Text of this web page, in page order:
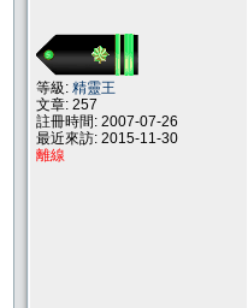
等級: 精靈王
文章: 257
註冊時間: 2007-07-26
最近來訪: 2015-11-30
離線